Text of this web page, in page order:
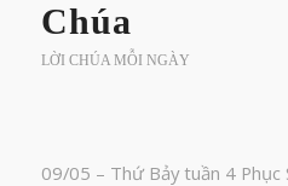
Chúa
LỜI CHÚA MỖI NGÀY
09/05 – Thứ Bảy tuần 4 Phục